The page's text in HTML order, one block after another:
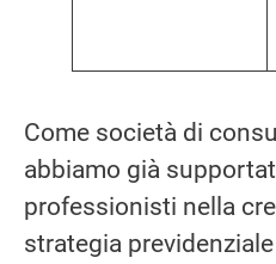
Come società di
abbiamo già
professionisti nella
strategia